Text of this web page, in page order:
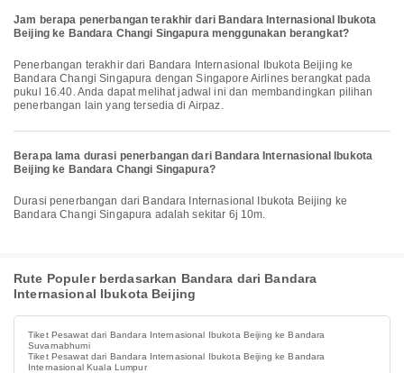
Jam berapa penerbangan terakhir dari Bandara Internasional Ibukota
Beijing ke Bandara Changi Singapura menggunakan berangkat?
Penerbangan terakhir dari Bandara Internasional Ibukota Beijing ke
Bandara Changi Singapura dengan Singapore Airlines berangkat pada
pukul 16.40. Anda dapat melihat jadwal ini dan membandingkan pilihan
penerbangan lain yang tersedia di Airpaz.
Berapa lama durasi penerbangan dari Bandara Internasional Ibukota
Beijing ke Bandara Changi Singapura?
Durasi penerbangan dari Bandara Internasional Ibukota Beijing ke
Bandara Changi Singapura adalah sekitar 6j 10m.
Rute Populer berdasarkan Bandara dari Bandara
Internasional Ibukota Beijing
Tiket Pesawat dari Bandara Internasional Ibukota Beijing ke Bandara
Suvarnabhumi
Tiket Pesawat dari Bandara Internasional Ibukota Beijing ke Bandara
Internasional Kuala Lumpur